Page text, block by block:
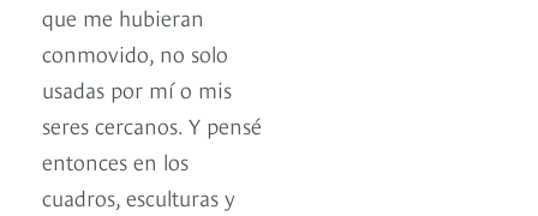
que me hubieran
conmovido, no solo
usadas por mí o mis
seres cercanos. Y pensé
entonces en los
cuadros, esculturas y